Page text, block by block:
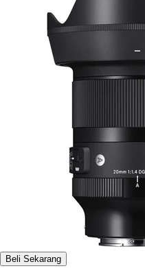
Beli Sekarang